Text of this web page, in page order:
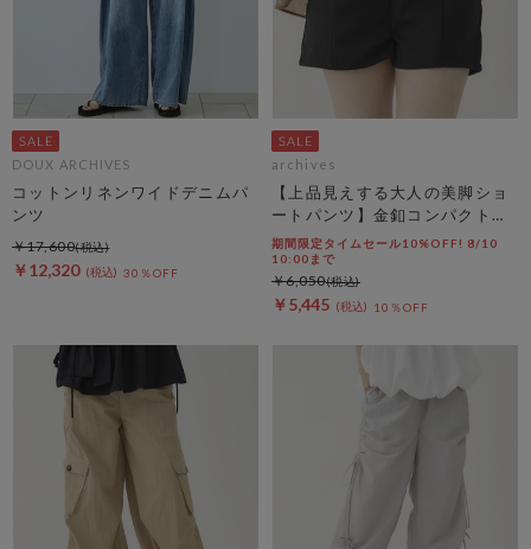
DOUX ARCHIVES
コットンリネンワイドデニムパ
ンツ
￥12,320 30％OFF
￥17,600
archives
【上品見えする大人の美脚ショ
ートパンツ】金釦コンパクトシ
ョートパンツ
期間限定タイムセール10%OFF! 8/10
10:00まで
￥5,445 10％OFF
￥6,050